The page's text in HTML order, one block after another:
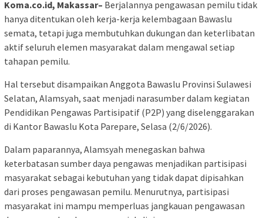
Koma.co.id, Makassar– Berjalannya pengawasan pemilu tidak
hanya ditentukan oleh kerja-kerja kelembagaan Bawaslu
semata, tetapi juga membutuhkan dukungan dan keterlibatan
aktif seluruh elemen masyarakat dalam mengawal setiap
tahapan pemilu.
Hal tersebut disampaikan Anggota Bawaslu Provinsi Sulawesi
Selatan, Alamsyah, saat menjadi narasumber dalam kegiatan
Pendidikan Pengawas Partisipatif (P2P) yang diselenggarakan
di Kantor Bawaslu Kota Parepare, Selasa (2/6/2026).
Dalam paparannya, Alamsyah menegaskan bahwa
keterbatasan sumber daya pengawas menjadikan partisipasi
masyarakat sebagai kebutuhan yang tidak dapat dipisahkan
dari proses pengawasan pemilu. Menurutnya, partisipasi
masyarakat ini mampu memperluas jangkauan pengawasan